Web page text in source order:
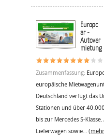
Europc
ar -
Autover
mietung
Zusammenfassung:
europäische
Deutschland verfügt das
Stationen und über
bis zur Mercedes S-
Lieferwagen sowie...